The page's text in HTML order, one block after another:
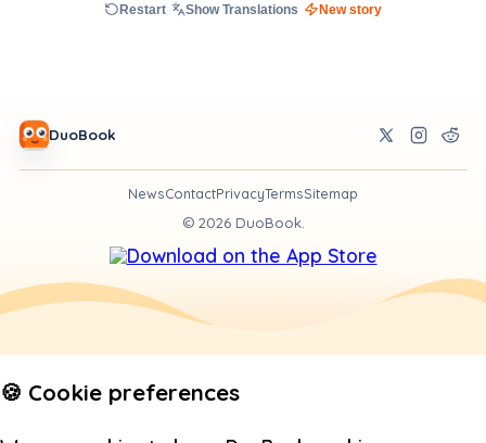
Restart Show Translations New story
DuoBook
NewsContactPrivacyTermsSitemap
© 2026DuoBook.
🍪 Cookie preferences